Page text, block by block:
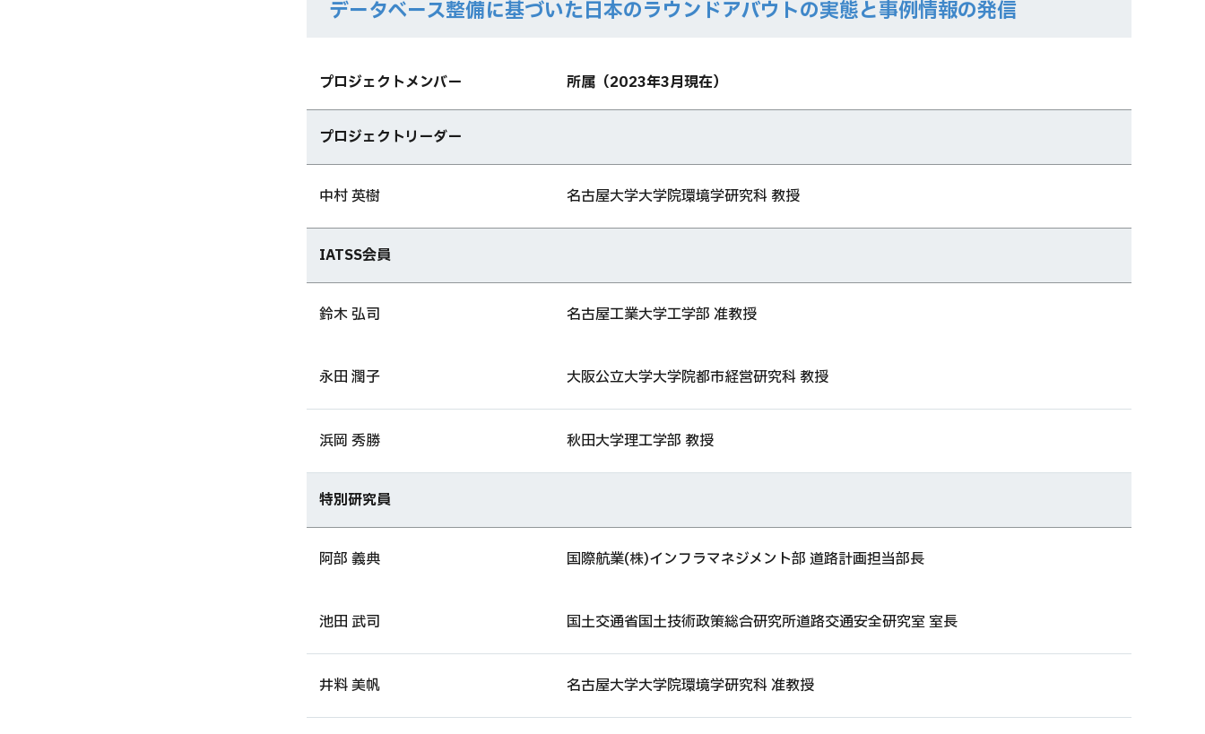
データベース整備に基づいた日本のラウンドアバウトの実態と事例情報の発信
プロジェクトメンバー 所属（2023年3月現在）
プロジェクトリーダー
中村 英樹 名古屋大学大学院環境学研究科 教授
IATSS会員
鈴木 弘司 名古屋工業大学工学部 准教授
永田 潤子 大阪公立大学大学院都市経営研究科 教授
浜岡 秀勝 秋田大学理工学部 教授
特別研究員
阿部 義典 国際航業(株)インフラマネジメント部 道路計画担当部長
池田 武司 国土交通省国土技術政策総合研究所道路交通安全研究室 室長
井料 美帆 名古屋大学大学院環境学研究科 准教授